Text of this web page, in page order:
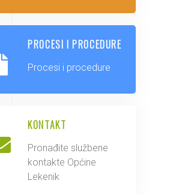
PROCESI I PROCEDURE
Procesi i procedure
KONTAKT
Pronađite službene
kontakte Općine
Lekenik